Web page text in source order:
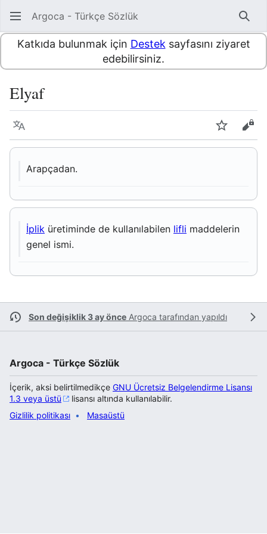
Argoca - Türkçe Sözlük Ara
Katkıda bulunmak için Destek sayfasını ziyaret
edebilirsiniz.
Elyaf
Dil İzle
Arapçadan.
İplik üretiminde de kullanılabilen lifli maddelerin
genel ismi.
Son değişiklik 3 ay önce Argoca tarafından yapıldı
Argoca - Türkçe Sözlük
İçerik, aksi belirtilmedikçe GNU Ücretsiz Belgelendirme Lisansı
1.3 veya üstü
lisansı altında kullanılabilir.
Gizlilik politikası
Masaüstü